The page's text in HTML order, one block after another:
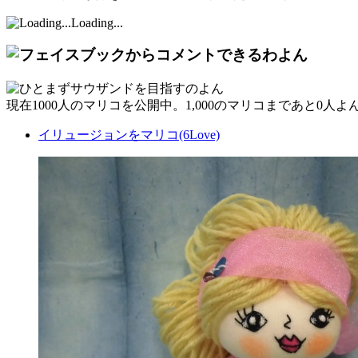
Loading...
現在1000人 のマリコを公開中。1,000のマリコまであと0人 よ
イリュージョンをマリコ(6Love)